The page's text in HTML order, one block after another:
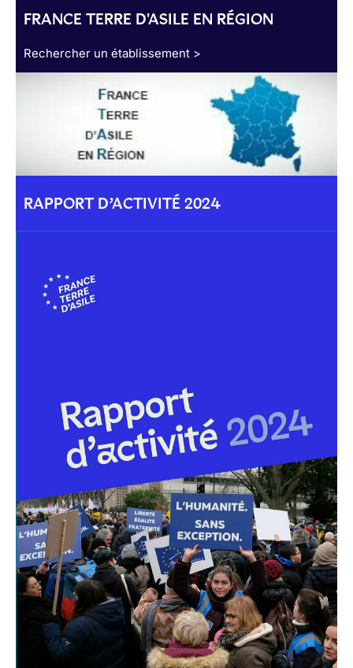
FRANCE TERRE D'ASILE EN RÉGION
Rechercher un établissement >
RAPPORT D’ACTIVITÉ 2024